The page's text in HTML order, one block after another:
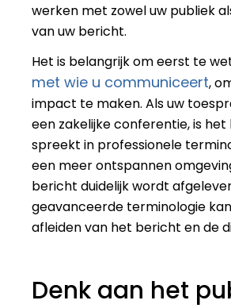
werken met zowel uw publiek
van uw bericht.
Het is belangrijk om eerst te
met wie u communiceert,
impact te maken. Als uw
een zakelijke conferentie, is
spreekt in professionele
een meer ontspannen
bericht duidelijk wordt
geavanceerde terminologie
afleiden van het bericht en de
Denk aan het